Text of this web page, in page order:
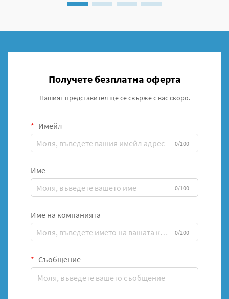
Получете безплатна оферта
Нашият представител ще се свърже с вас скоро.
Имейл
0/100
Име
0/100
Име на компанията
0/200
Съобщение